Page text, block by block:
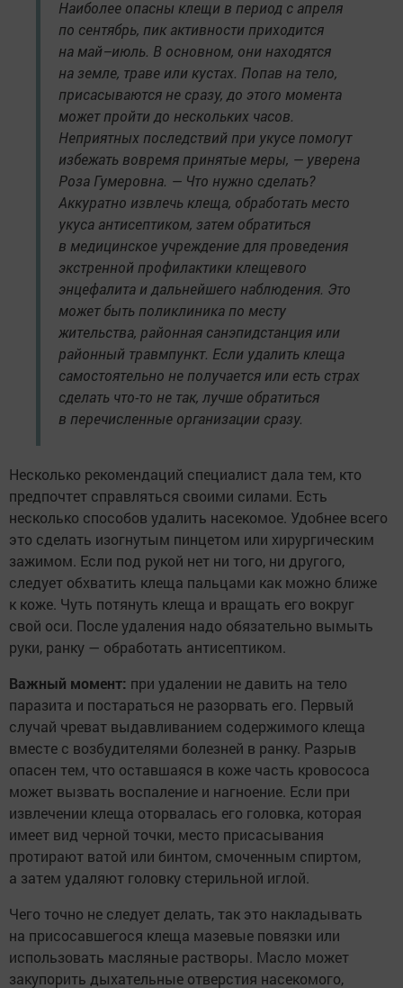
Наиболее опасны клещи в период с апреля
по сентябрь, пик активности приходится
на май–июль. В основном, они находятся
на земле, траве или кустах. Попав на тело,
присасываются не сразу, до этого момента
может пройти до нескольких часов.
Неприятных последствий при укусе помогут
избежать вовремя принятые меры, — уверена
Роза Гумеровна. — Что нужно сделать?
Аккуратно извлечь клеща, обработать место
укуса антисептиком, затем обратиться
в медицинское учреждение для проведения
экстренной профилактики клещевого
энцефалита и дальнейшего наблюдения. Это
может быть поликлиника по месту
жительства, районная санэпидстанция или
районный травмпункт. Если удалить клеща
самостоятельно не получается или есть страх
сделать что-то не так, лучше обратиться
в перечисленные организации сразу.
Несколько рекомендаций специалист дала тем, кто
предпочтет справляться своими силами. Есть
несколько способов удалить насекомое. Удобнее всего
это сделать изогнутым пинцетом или хирургическим
зажимом. Если под рукой нет ни того, ни другого,
следует обхватить клеща пальцами как можно ближе
к коже. Чуть потянуть клеща и вращать его вокруг
свой оси. После удаления надо обязательно вымыть
руки, ранку — обработать антисептиком.
Важный момент: при удалении не давить на тело
паразита и постараться не разорвать его. Первый
случай чреват выдавливанием содержимого клеща
вместе с возбудителями болезней в ранку. Разрыв
опасен тем, что оставшаяся в коже часть кровососа
может вызвать воспаление и нагноение. Если при
извлечении клеща оторвалась его головка, которая
имеет вид черной точки, место присасывания
протирают ватой или бинтом, смоченным спиртом,
а затем удаляют головку стерильной иглой.
Чего точно не следует делать, так это накладывать
на присосавшегося клеща мазевые повязки или
использовать масляные растворы. Масло может
закупорить дыхательные отверстия насекомого,